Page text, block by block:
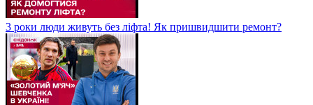
3 роки люди живуть без ліфта! Як пришвидшити ремонт?